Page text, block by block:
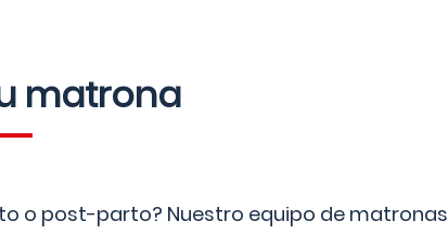
matrona
o post-parto? Nuestro equipo de matronas